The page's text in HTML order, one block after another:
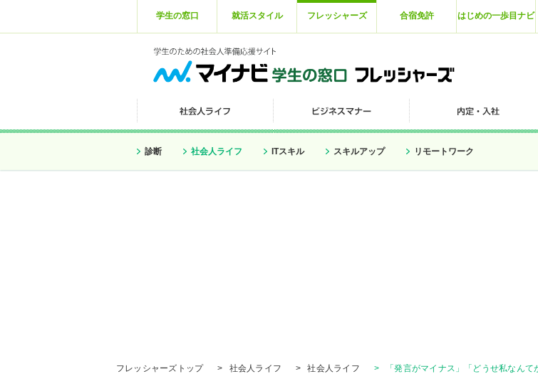
学生の窓口 就活スタイル フレッシャーズ 合宿免許 はじめの一歩目ナビ
診断 社会人ライフ ITスキル スキルアップ リモートワーク
フレッシャーズトップ > 社会人ライフ > 社会人ライフ > 「発言がマイナス」「どうせ私なん